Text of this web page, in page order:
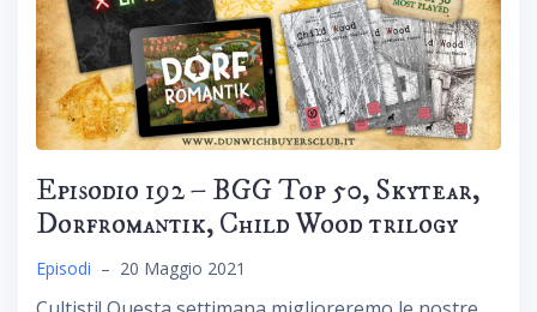
Episodio 192 – BGG Top 50, Skytear,
Dorfromantik, Child Wood trilogy
Episodi – 20 Maggio 2021